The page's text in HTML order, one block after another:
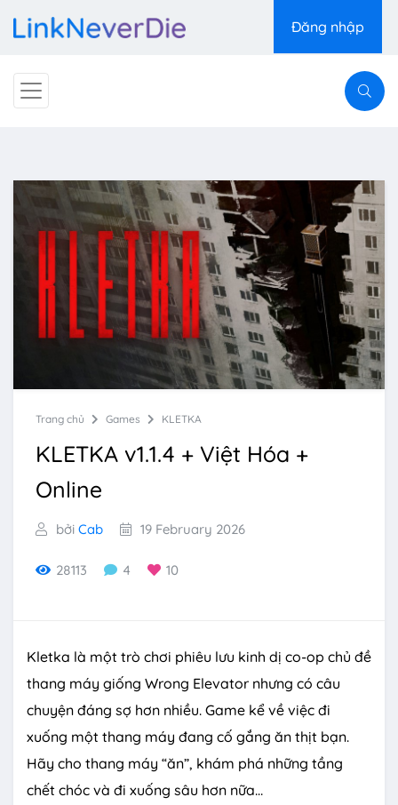
Đăng nhập
Trang chủ Games KLETKA
KLETKA v1.1.4 + Việt Hóa +
Online
bởi Cab 19 February 2026
28113 4 10
Kletka là một trò chơi phiêu lưu kinh dị co-op chủ đề
thang máy giống Wrong Elevator nhưng có câu
chuyện đáng sợ hơn nhiều. Game kể về việc đi
xuống một thang máy đang cố gắng ăn thịt bạn.
Hãy cho thang máy “ăn”, khám phá những tầng
chết chóc và đi xuống sâu hơn nữa…